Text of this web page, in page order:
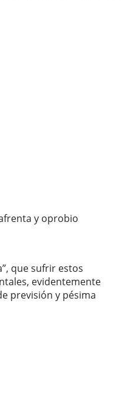
y oprobio
que sufrir estos
evidentemente
previsión y pésima